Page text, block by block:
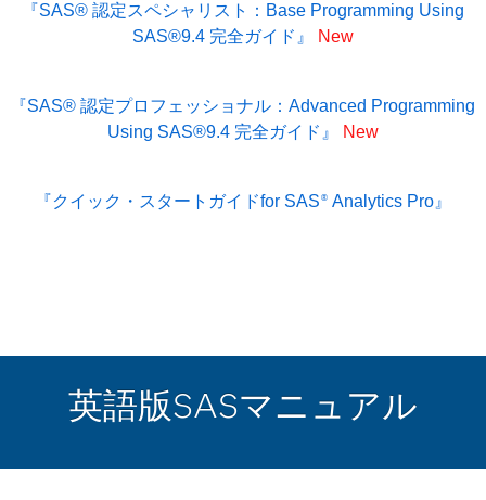
『SAS® 認定スペシャリスト：Base Programming Using
SAS®9.4 完全ガイド』
New
『SAS® 認定プロフェッショナル：Advanced Programming
Using SAS®9.4 完全ガイド』
New
『クイック・スタートガイドfor SAS ® Analytics Pro』
英語版SASマニュアル